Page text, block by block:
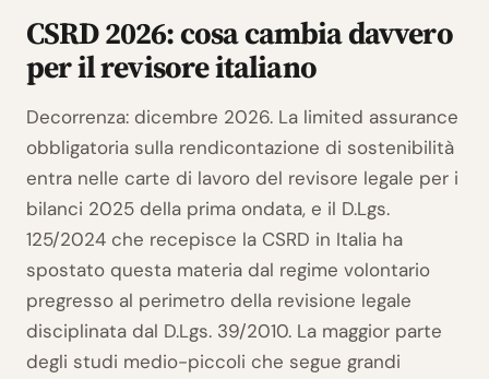
CSRD 2026: cosa cambia davvero
per il revisore italiano
Decorrenza: dicembre 2026. La limited assurance
obbligatoria sulla rendicontazione di sostenibilità
entra nelle carte di lavoro del revisore legale per i
bilanci 2025 della prima ondata, e il D.Lgs.
125/2024 che recepisce la CSRD in Italia ha
spostato questa materia dal regime volontario
pregresso al perimetro della revisione legale
disciplinata dal D.Lgs. 39/2010. La maggior parte
degli studi medio-piccoli che segue grandi